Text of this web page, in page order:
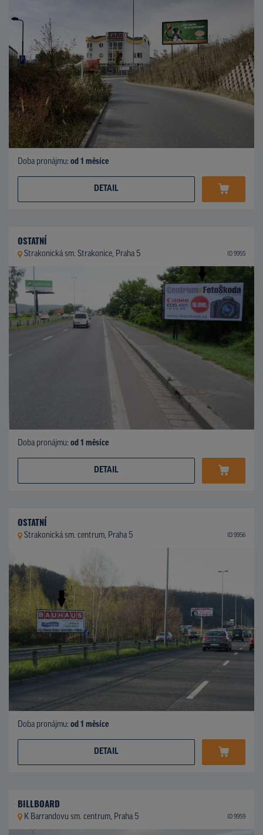
Doba pronájmu: od 1 měsíce
DETAIL
OSTATNÍ
Strakonická sm. Strakonice, Praha 5 ID 9955
Doba pronájmu: od 1 měsíce
DETAIL
OSTATNÍ
Strakonická sm. centrum, Praha 5 ID 9956
Doba pronájmu: od 1 měsíce
DETAIL
BILLBOARD
K Barrandovu sm. centrum, Praha 5 ID 9959